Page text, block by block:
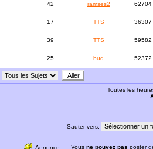
42 ramses2 62704
17 TTS 36307
39 TTS 59582
25 bud 52372
Toutes les
Sauter vers:
Annonce Vous ne pouvez pas poster